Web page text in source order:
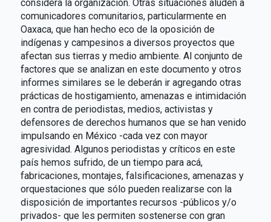
considera la organización. Otras situaciones aluden a
comunicadores comunitarios, particularmente en
Oaxaca, que han hecho eco de la oposición de
indígenas y campesinos a diversos proyectos que
afectan sus tierras y medio ambiente. Al conjunto de
factores que se analizan en este documento y otros
informes similares se le deberán ir agregando otras
prácticas de hostigamiento, amenazas e intimidación
en contra de periodistas, medios, activistas y
defensores de derechos humanos que se han venido
impulsando en México -cada vez con mayor
agresividad. Algunos periodistas y críticos en este
país hemos sufrido, de un tiempo para acá,
fabricaciones, montajes, falsificaciones, amenazas y
orquestaciones que sólo pueden realizarse con la
disposición de importantes recursos -públicos y/o
privados- que les permiten sostenerse con gran